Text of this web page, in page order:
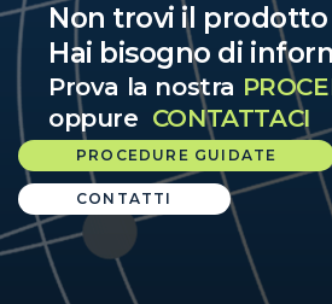
Non trovi il
Hai bisogno di
Prova la nostra
oppure CONTATTACI
PROCEDURE GUIDATE
CONTATTI